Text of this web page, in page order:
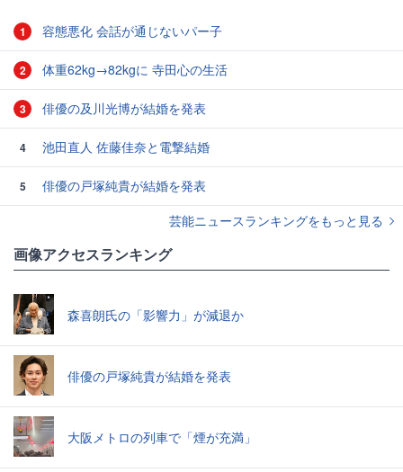
1 容態悪化 会話が通じないパー子
2 体重62kg→82kgに 寺田心の生活
3 俳優の及川光博が結婚を発表
4 池田直人 佐藤佳奈と電撃結婚
5
俳優の戸塚純貴が結婚を発表
芸能ニュースランキングをもっと見る
画像アクセスランキング
森喜朗氏の「影響力」が減退か
俳優の戸塚純貴が結婚を発表
大阪メトロの列車で「煙が充満」